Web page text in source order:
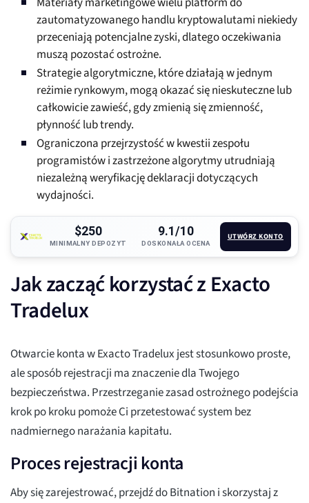
zautomatyzowanego handlu kryptowalutami niekiedy
przeceniają potencjalne zyski, dlatego oczekiwania
muszą pozostać ostrożne.
Strategie algorytmiczne, które działają w jednym
reżimie rynkowym, mogą okazać się nieskuteczne lub
całkowicie zawieść, gdy zmienią się zmienność,
płynność lub trendy.
Ograniczona przejrzystość w kwestii zespołu
programistów i zastrzeżone algorytmy utrudniają
niezależną weryfikację deklaracji dotyczących
wydajności.
$250
MINIMALNY DEPOZYT
9.1/10
DOSKONAŁA OCENA
UTWÓRZ KONTO
Jak zacząć korzystać z Exacto
Tradelux
Otwarcie konta w Exacto Tradelux jest stosunkowo proste,
ale sposób rejestracji ma znaczenie dla Twojego
bezpieczeństwa. Przestrzeganie zasad ostrożnego podejścia
krok po kroku pomoże Ci przetestować system bez
nadmiernego narażania kapitału.
Proces rejestracji konta
Aby się zarejestrować, przejdź do Bitnation i skorzystaj z